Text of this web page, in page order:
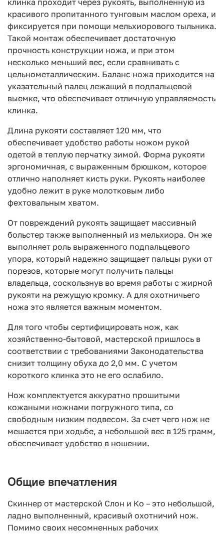
клинка проходит через рукоять, выполненную из
красивого пропитанного тунговым маслом ореха, и
фиксируется при помощи мельхиорового тыльника.
Такой монтаж обеспечивает достаточную
прочность конструкции ножа, и при этом
несколько меньший вес, если сравнивать с
цельнометаллическим. Баланс ножа приходится на
указательный палец лежащий в подпальцевой
выемке, что обеспечивает отличную управляемость
клинка.
Длина рукояти составляет 120 мм, что
обеспечивает удобство работы ножом рукой
одетой в теплую перчатку зимой. Форма рукояти
эргономичная, с выраженным брюшком, которое
отлично наполняет кисть руки. Рукоять наиболее
удобно лежит в руке молотковым либо
фехтовальным хватом.
От повреждений рукоять защищает массивный
больстер также выполненный из мельхиора. Он же
выполняет роль выраженного подпальцевого
упора, который надежно защищает пальцы руки от
порезов, которые могут получить пальцы
владельца, соскользнув во время работы с жирной
рукояти на режущую кромку. А для охотничьего
ножа это является важным моментом.
Для того чтобы сертифицировать нож, как
хозяйственно-бытовой, мастерской пришлось в
соответствии с требованиями Законодательства
снизит толщину обуха до 2,0 мм. С учетом
короткого клинка это не его ослабило.
Нож комплектуется аккуратно прошитыми
кожаными ножнами погружного типа, со
свободным низким подвесом. За счет чего нож не
мешается при ходьбе, а небольшой вес в 125 грамм,
обеспечивает удобство в ношении.
Общие впечатления
Скиннер от мастерской Слон и Ко – это небольшой,
ладно выполненный, красивый охотничий нож.
Помимо своих несомненных рабочих